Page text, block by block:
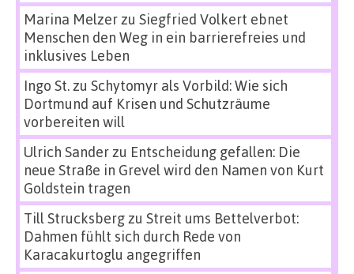
Marina Melzerzu Siegfried Volkert ebnet
Menschen den Weg in ein barrierefreies und
inklusives Leben
Ingo St.zu Schytomyr als Vorbild: Wie sich
Dortmund auf Krisen und Schutzräume
vorbereiten will
Ulrich Sanderzu Entscheidung gefallen: Die
neue Straße in Grevel wird den Namen von Kurt
Goldstein tragen
Till Strucksbergzu Streit ums Bettelverbot:
Dahmen fühlt sich durch Rede von
Karacakurtoglu angegriffen